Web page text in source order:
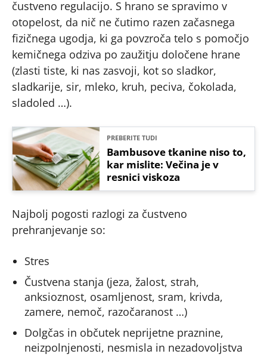
čustveno regulacijo. S hrano se spravimo v
otopelost, da nič ne čutimo razen začasnega
fizičnega ugodja, ki ga povzroča telo s pomočjo
kemičnega odziva po zaužitju določene hrane
(zlasti tiste, ki nas zasvoji, kot so sladkor,
sladkarije, sir, mleko, kruh, peciva, čokolada,
sladoled …).
PREBERITE TUDI
Bambusove tkanine niso to,
kar mislite: Večina je v
resnici viskoza
Najbolj pogosti razlogi za čustveno
prehranjevanje so:
Stres
Čustvena stanja (jeza, žalost, strah,
anksioznost, osamljenost, sram, krivda,
zamere, nemoč, razočaranost …)
Dolgčas in občutek neprijetne praznine,
neizpolnjenosti, nesmisla in nezadovoljstva